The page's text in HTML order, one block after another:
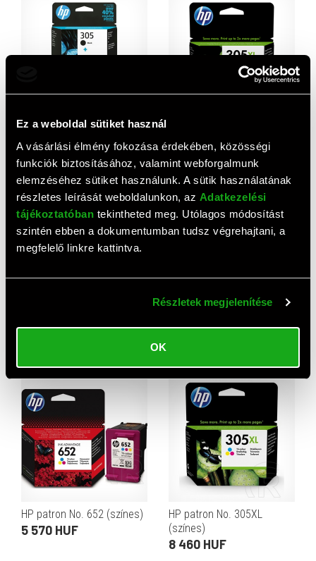
Ez a weboldal sütiket használ
A vásárlási élmény fokozása érdekében, közösségi
funkciók biztosításához, valamint webforgalmunk
elemzéséhez sütiket használunk. A sütik használatának
részletes leírását weboldalunkon, az Adatkezelési
tájékoztatóban tekintheted meg. Utólagos módosítást
szintén ebben a dokumentumban tudsz végrehajtani, a
megfelelő linkre kattintva.
Részletek megjelenítése
OK
HP patron multipack No.305
9 320 HUF
(fekete)
9 240 HUF
HP Patron No 305 (fekete) HP toner No. 142A (fekete)
HP patron No. 652 (színes)
5 570 HUF
HP patron No. 305XL
(színes)
8 460 HUF